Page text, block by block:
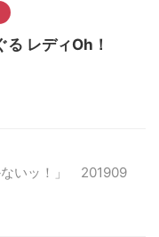
る レディOh！
ないッ！」 201909